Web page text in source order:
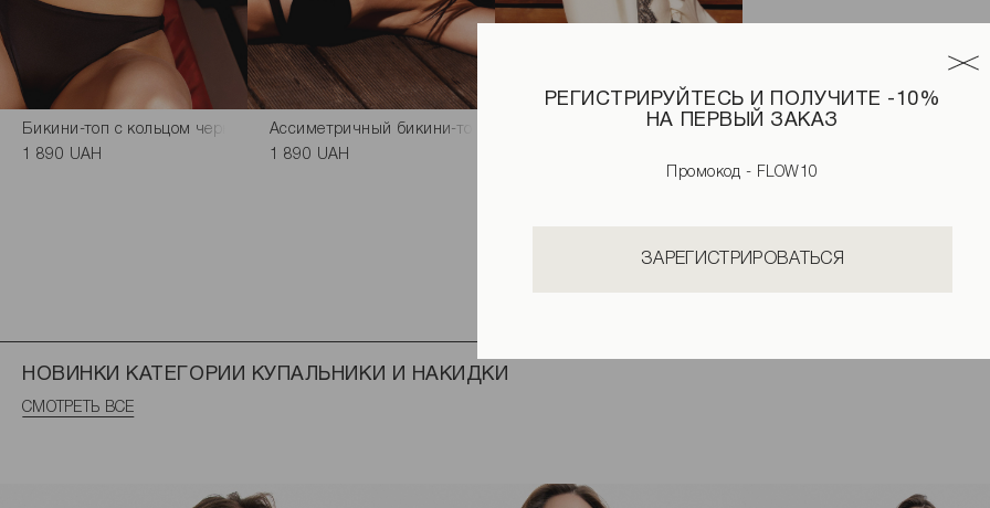
РЕГИСТРИРУЙТЕСЬ И ПОЛУЧИТЕ -10%
НА ПЕРВЫЙ ЗАКАЗ
Промокод - FLOW10
ЗАРЕГИСТРИРОВАТЬСЯ
Бикини-топ с кольцом черного цвета
1 890 UAH
Ассиметричный бикини-топ черного цвета
1 890 UAH
Накидка-кимоно с кружевом молочного цвета
НОВИНКИ КАТЕГОРИИ КУПАЛЬНИКИ И НАКИДКИ
СМОТРЕТЬ ВСЕ